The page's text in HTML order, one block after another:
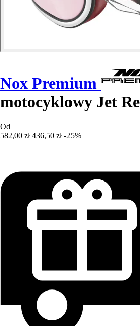
Nox Premium
motocyklowy Jet
Od
582,00 zł 436,50 zł -25%